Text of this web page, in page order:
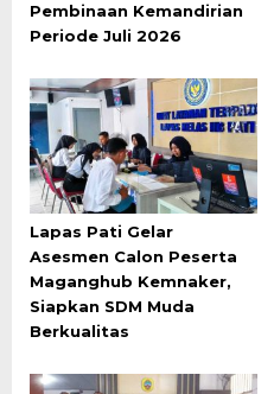
Pembinaan Kemandirian
Periode Juli 2026
Lapas Pati Gelar
Asesmen Calon Peserta
Maganghub Kemnaker,
Siapkan SDM Muda
Berkualitas